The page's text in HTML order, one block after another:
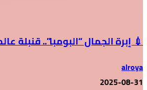
💉 إبرة الجمال “البومبا”.. قنبلة
alroya
2025-08-31